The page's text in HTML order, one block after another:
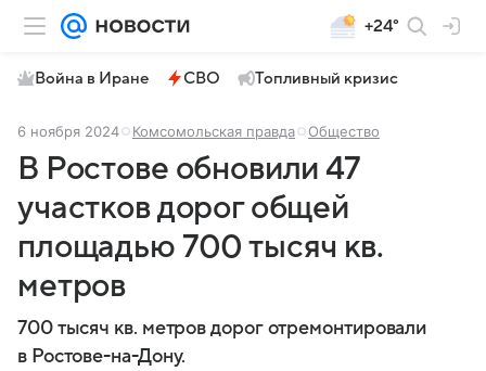
+24°
Война в Иране СВО Топливный кризис
6 ноября 2024 Комсомольская правда Общество
В Ростове обновили 47
участков дорог общей
площадью 700 тысяч кв.
метров
700 тысяч кв. метров дорог отремонтировали
в Ростове-на-Дону.